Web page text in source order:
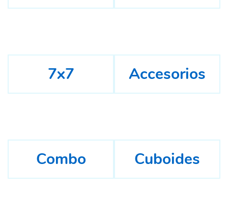
7x7 Accesorios
Combo Cuboides